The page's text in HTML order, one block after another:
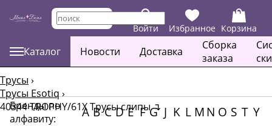
Войти Избранное Корзина
Каталог Новости Доставка
Сборка
заказа
Трусы ›
Трусы Esotiq›
40344 TROPHY/61X Трусы слипы↴
Бренды по
алфавиту:
A B C D E F G J K L MN O S T Y